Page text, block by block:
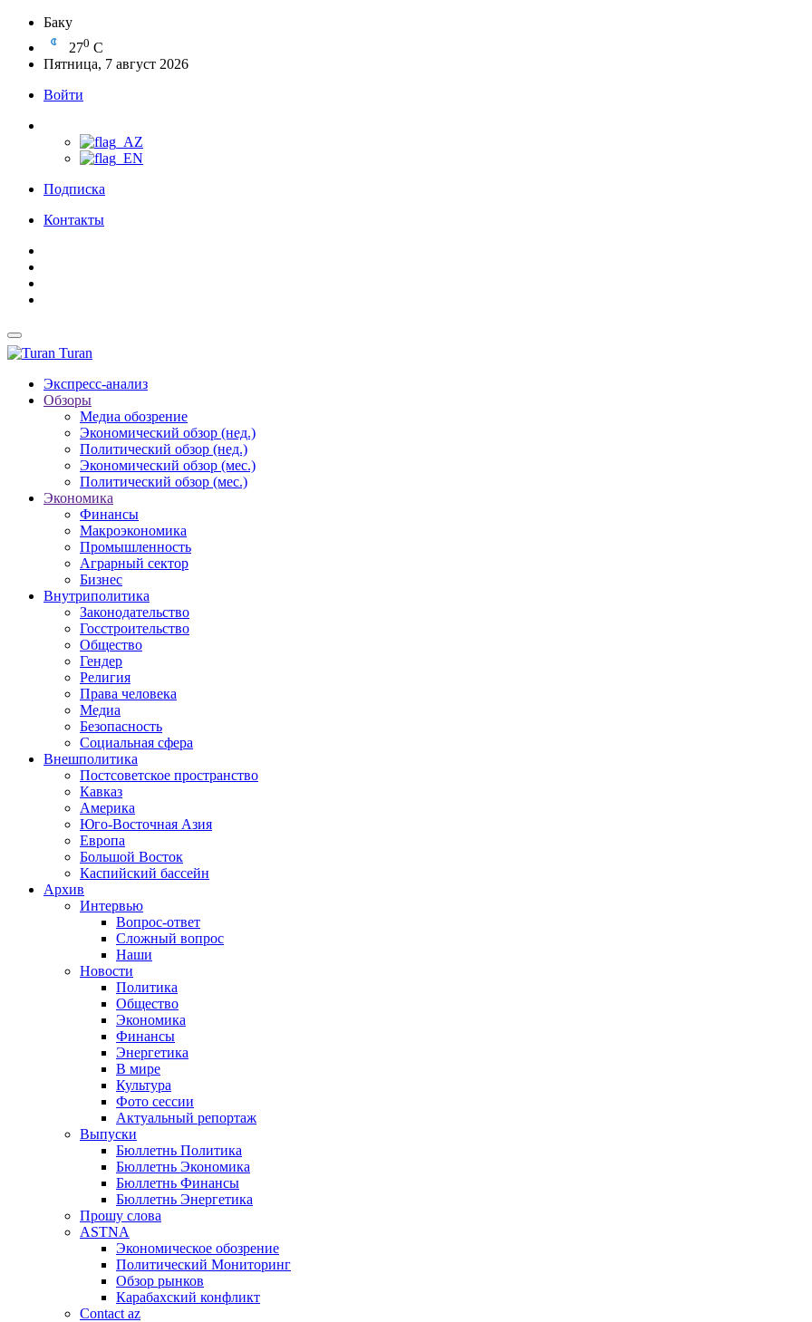
Баку
270 C
Пятница, 7 август 2026
Войти
Подписка
Контакты
Turan
Экспресс-анализ
Обзоры
Медиа обозрение
Экономический обзор (нед.)
Политический обзор (нед.)
Экономический обзор (мес.)
Политический обзор (мес.)
Экономика
Финансы
Макроэкономика
Промышленность
Аграрный сектор
Бизнес
Внутриполитика
Законодательство
Госстроительство
Общество
Гендер
Религия
Права человека
Медиа
Безопасность
Социальная сфера
Внешполитика
Постсоветское пространство
Кавказ
Америка
Юго-Восточная Азия
Европа
Большой Восток
Каспийский бассейн
Архив
Интервью
Вопрос-ответ
Сложный вопрос
Наши
Новости
Политика
Общество
Экономика
Финансы
Энергетика
В мире
Культура
Фото сессии
Актуальный репортаж
Выпуски
Бюллетнь Политика
Бюллетнь Экономика
Бюллетнь Финансы
Бюллетнь Энергетика
Прошу слова
ASTNA
Экономическое обозрение
Политический Мониторинг
Обзор рынков
Карабахский конфликт
Contact az